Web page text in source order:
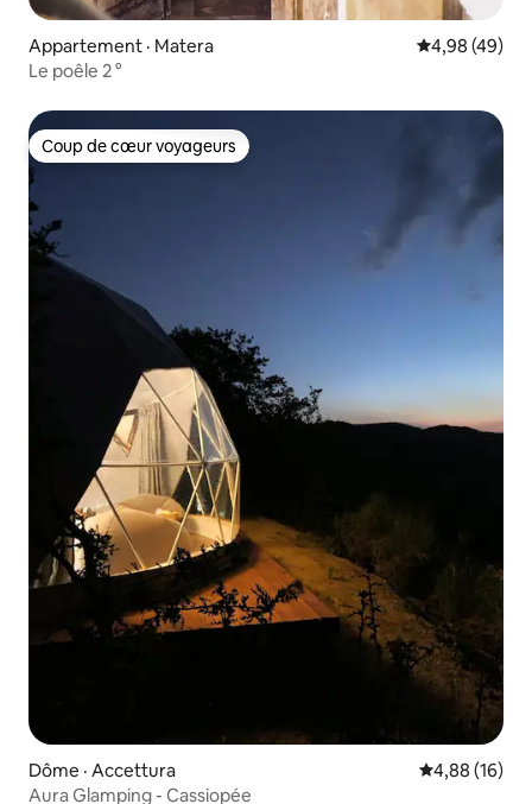
Appartement · Matera Note
4,98 (49)
Le poêle 2 °
Coup de cœur voyageurs
Coup de cœur voyageurs
Dôme · Accettura Note
4,88 (16)
Aura Glamping - Cassiopée